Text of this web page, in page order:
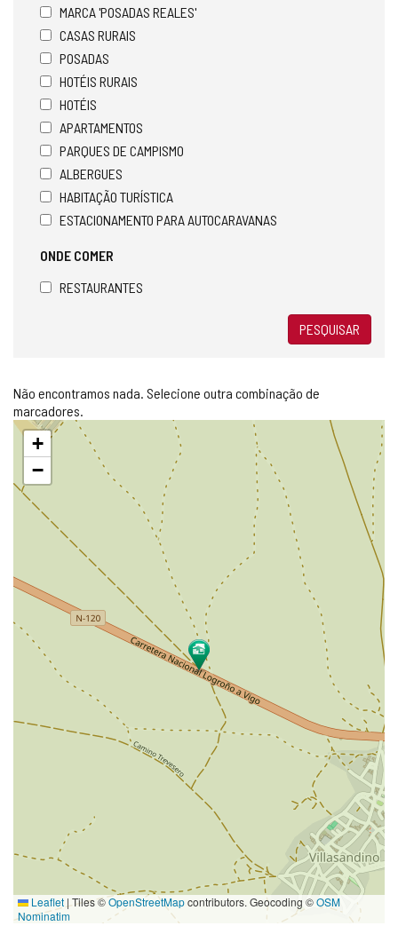
MARCA 'POSADAS REALES'
CASAS RURAIS
POSADAS
HOTÉIS RURAIS
HOTÉIS
APARTAMENTOS
PARQUES DE CAMPISMO
ALBERGUES
HABITAÇÃO TURÍSTICA
ESTACIONAMENTO PARA AUTOCARAVANAS
ONDE COMER
RESTAURANTES
PESQUISAR
Não encontramos nada. Selecione outra combinação de
marcadores.
Pular
mapa
+
−
Leaflet |Tiles ©OpenStreetMapcontributors. Geocoding ©OSM
Nominatim